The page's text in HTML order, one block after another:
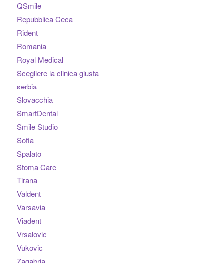
QSmile
Repubblica Ceca
Rident
Romania
Royal Medical
Scegliere la clinica giusta
serbia
Slovacchia
SmartDental
Smile Studio
Sofia
Spalato
Stoma Care
Tirana
Valdent
Varsavia
Viadent
Vrsalovic
Vukovic
Zagabria